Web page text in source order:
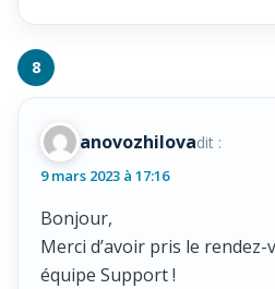
anovozhilovadit :
9 mars 2023 à 17:16
Bonjour,
Merci d’avoir pris le
équipe Support !